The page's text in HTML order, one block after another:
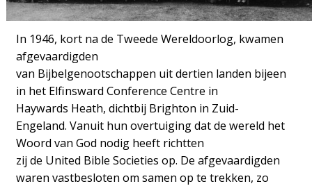
In 1946, kort na de Tweede Wereldoorlog, kwamen
afgevaardigden
van Bijbelgenootschappen uit dertien landen bijeen
in het Elfinsward Conference Centre in
Haywards Heath, dichtbij Brighton in Zuid-
Engeland. Vanuit hun overtuiging dat de wereld het
Woord van God nodig heeft richtten
zij de United Bible Societies op. De afgevaardigden
waren vastbesloten om samen op te trekken, zo